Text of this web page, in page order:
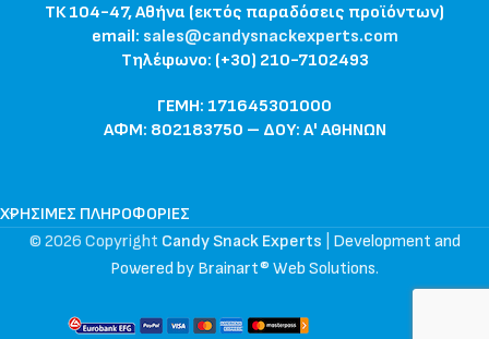
ΤΚ 104-47, Αθήνα (εκτός παραδόσεις προϊόντων)
email: sales@candysnackexperts.com
Τηλέφωνο: (+30) 210-7102493
ΓΕΜΗ: 171645301000
ΑΦΜ: 802183750 – ΔΟΥ: Α' ΑΘΗΝΩΝ
ΧΡΉΣΙΜΕΣ ΠΛΗΡΟΦΟΡΊΕΣ
© 2026 Copyright Candy Snack Experts
Development and
Powered by Brainart® Web Solutions.